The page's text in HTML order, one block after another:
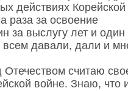
действиях Корейской
раза за освоение
за выслугу лет и один
давали, дали и
Отечеством считаю
войне. Знаю, что